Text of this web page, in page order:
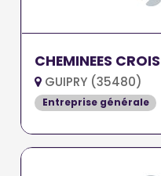
CHEMINEES
GUIPRY (35480)
Entreprise générale